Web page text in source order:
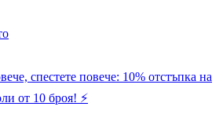
спестете повече: 10% отстъпка на
от 10 броя! ⚡️